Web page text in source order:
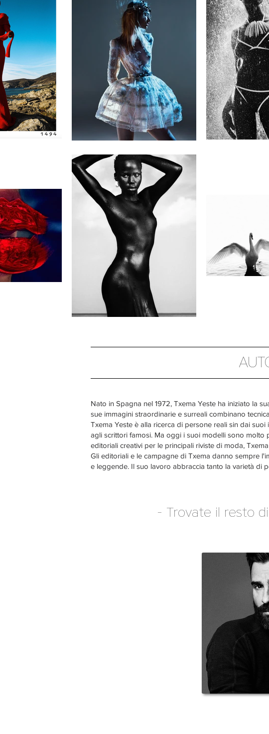
Nato in Spagna nel 1972, Txema Yeste ha iniziato la
sue immagini straordinarie e surreali combinano
Txema Yeste è alla ricerca di persone reali sin dai
agli scrittori famosi. Ma oggi i suoi modelli sono
editoriali creativi per le principali riviste di moda,
Gli editoriali e le campagne di Txema danno sempre
e leggende. Il suo lavoro abbraccia tanto la varietà di
- Trovate il resto